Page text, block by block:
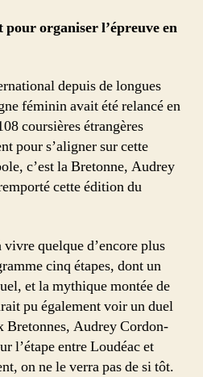
organiser l’épreuve en
depuis de longues
féminin avait été relancé en
coursières étrangères
pour s’aligner sur cette
c’est la Bretonne, Audrey
cette édition du
quelque d’encore plus
cinq étapes, dont un
et la mythique montée de
pu également voir un duel
Bretonnes, Audrey Cordon-
l’étape entre Loudéac et
on ne le verra pas de si tôt.